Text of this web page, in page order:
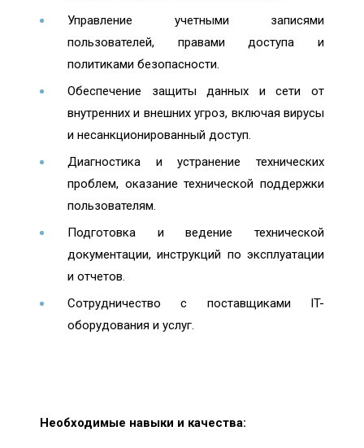
Управление учетными записями
пользователей, правами доступа и
политиками безопасности.
Обеспечение защиты данных и сети от
внутренних и внешних угроз, включая вирусы
и несанкционированный доступ.
Диагностика и устранение технических
проблем, оказание технической поддержки
пользователям.
Подготовка и ведение технической
документации, инструкций по эксплуатации
и отчетов.
Сотрудничество с поставщиками IT-
оборудования и услуг.
Необходимые навыки и качества: